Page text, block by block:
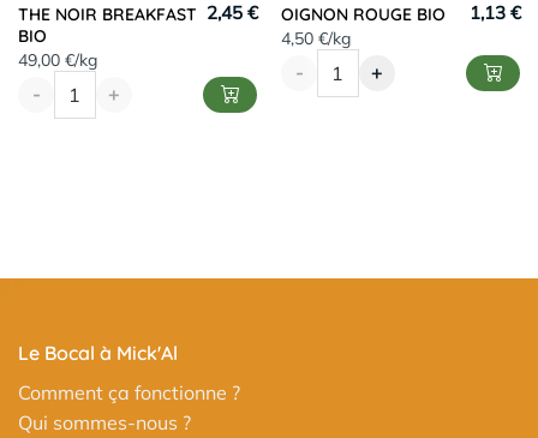
THE NOIR BREAKFAST
BIO
49,00 €/kg
2,45 €
- +
OIGNON ROUGE BIO
4,50 €/kg
1,13 €
- +
Le Bocal à Mick'Al
Comment ça fonctionne ?
Qui sommes-nous ?